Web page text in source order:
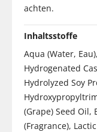
achten.
Inhaltsstoffe
Aqua (Water,
Hydrogenated
Hydrolyzed Soy
(Grape) Seed
(Fragrance),